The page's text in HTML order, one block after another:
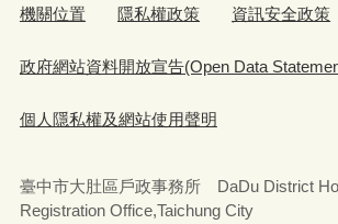
機關位置 隱私權政策 資訊安全政策
政府網站資料開放宣告(Open Data
個人隱私權及網站使用聲明
臺中市大肚區戶政事務所 DaDu District
Registration Office,Taichung City